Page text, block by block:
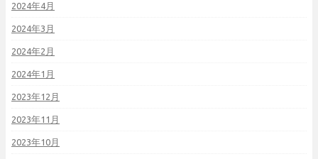
2024年4月
2024年3月
2024年2月
2024年1月
2023年12月
2023年11月
2023年10月